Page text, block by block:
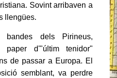
Sovint arribaven a
llengües.
bandes dels Pirineus,
d'"últim tenidor"
de passar a Europa. El
semblant, va perdre